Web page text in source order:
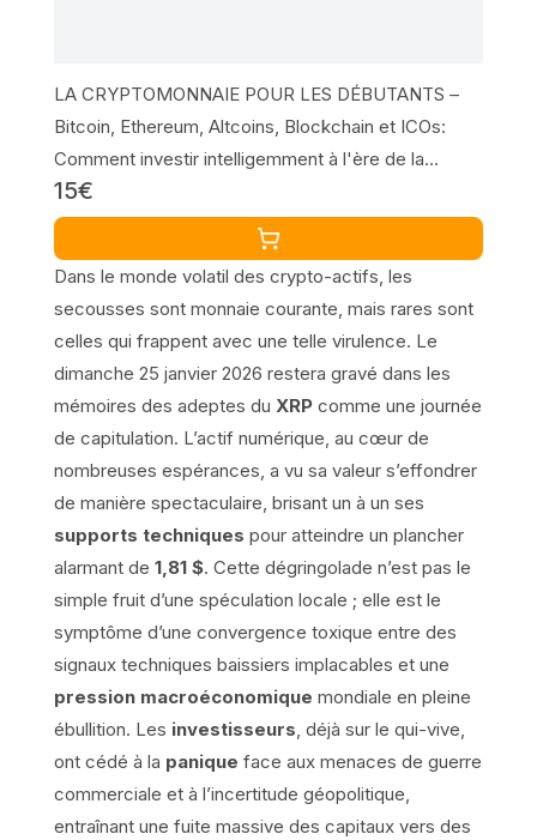
LA CRYPTOMONNAIE POUR LES DÉBUTANTS –
Bitcoin, Ethereum, Altcoins, Blockchain et ICOs:
Comment investir intelligemment à l'ère de la
monnaie numérique et faire des bénéfices énormes
15€
Dans le monde volatil des crypto-actifs, les
secousses sont monnaie courante, mais rares sont
celles qui frappent avec une telle virulence. Le
dimanche 25 janvier 2026 restera gravé dans les
mémoires des adeptes du XRPcomme une journée
de capitulation. L’actif numérique, au cœur de
nombreuses espérances, a vu sa valeur s’effondrer
de manière spectaculaire, brisant un à un ses
supports techniques pour atteindre un plancher
alarmant de 1,81 $. Cette dégringolade n’est pas le
simple fruit d’une spéculation locale ; elle est le
symptôme d’une convergence toxique entre des
signaux techniques baissiers implacables et une
pression macroéconomique mondiale en pleine
ébullition. Les investisseurs, déjà sur le qui-vive,
ont cédé à la panique face aux menaces de guerre
commerciale et à l’incertitude géopolitique,
entraînant une fuite massive des capitaux vers des